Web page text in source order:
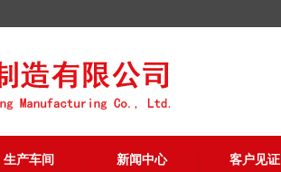
生产车间 新闻中心 客户见证